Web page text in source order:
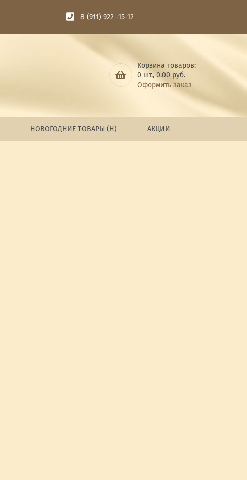
8 (911) 922 -15-12
Корзина товаров:
0 шт.,0.00 руб.
Оформить заказ
НОВОГОДНИЕ ТОВАРЫ (Н) АКЦИИ